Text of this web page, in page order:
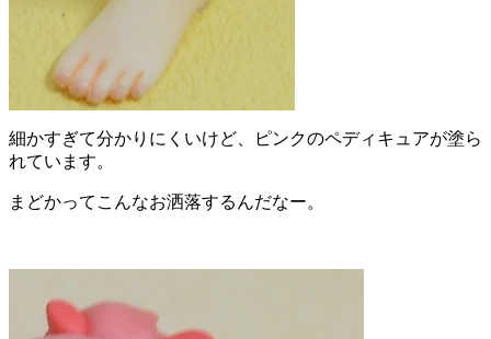
細かすぎて分かりにくいけど、ピンクのペディキュアが塗ら
れています。
まどかってこんなお洒落するんだなー。